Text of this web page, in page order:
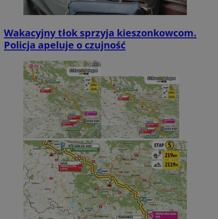
Wakacyjny tłok sprzyja kieszonkowcom.
Policja apeluje o czujność